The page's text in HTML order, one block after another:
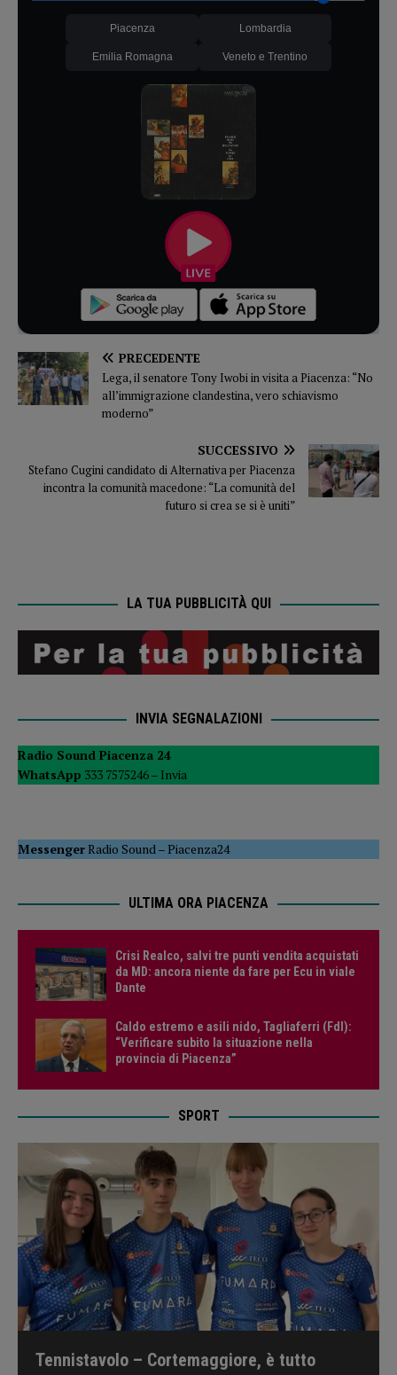
Piacenza Lombardia
Emilia Romagna Veneto e Trentino
PRECEDENTE
Lega, il senatore Tony Iwobi in visita a Piacenza: “No
all’immigrazione clandestina, vero schiavismo
moderno”
SUCCESSIVO
Stefano Cugini candidato di Alternativa per Piacenza
incontra la comunità macedone: “La comunità del
futuro si crea se si è uniti”
LA TUA PUBBLICITÀ QUI
INVIA SEGNALAZIONI
Radio Sound Piacenza 24
WhatsApp 333 7575246 – Invia
MessengerRadio Sound–Piacenza24
ULTIMA ORA PIACENZA
Crisi Realco, salvi tre punti vendita acquistati
da MD: ancora niente da fare per Ecu in viale
Dante
Caldo estremo e asili nido, Tagliaferri (FdI):
“Verificare subito la situazione nella
provincia di Piacenza”
SPORT
Tennistavolo – Cortemaggiore, è tutto